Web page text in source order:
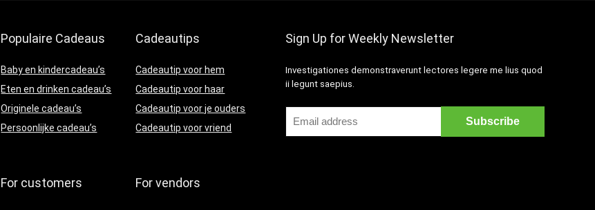
Populaire Cadeaus
Baby en kindercadeau’s
Eten en drinken cadeau’s
Originele cadeau’s
Persoonlijke cadeau’s
Cadeautips
Cadeautip voor hem
Cadeautip voor haar
Cadeautip voor je ouders
Cadeautip voor vriend
For customers For vendors
Sign Up for Weekly Newsletter
Investigationes demonstraverunt lectores legere me lius quod
ii legunt saepius.